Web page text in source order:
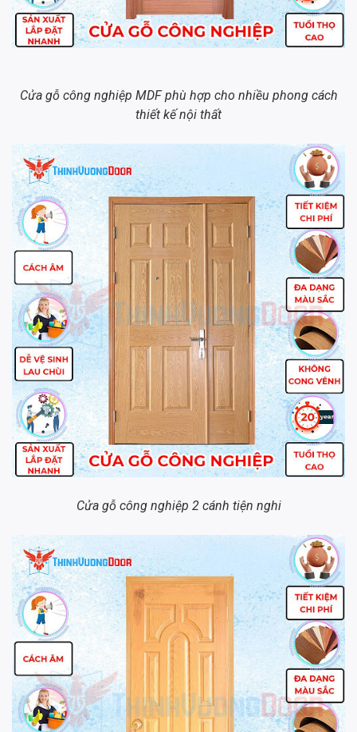
Cửa gỗ công nghiệp MDF phù hợp cho nhiều phong cách
thiết kế nội thất
Cửa gỗ công nghiệp 2 cánh tiện nghi